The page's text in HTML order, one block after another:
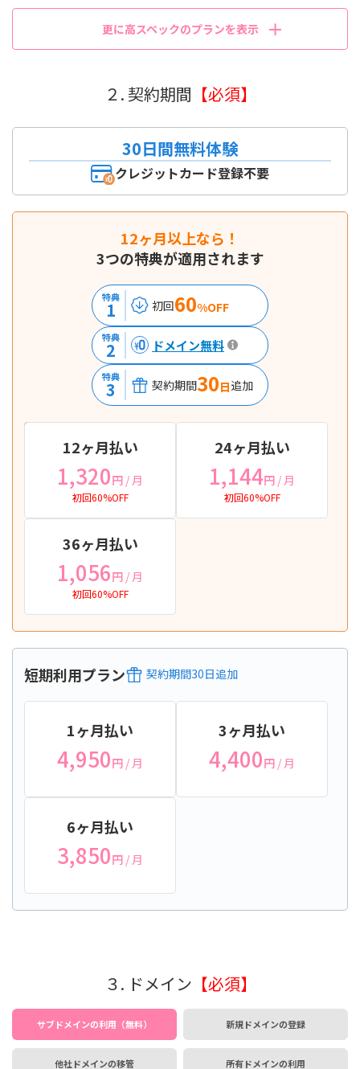
更に高スペックのプランを表示
２. 契約期間 【必須】
30日間無料体験
クレジットカード登録不要
12ヶ月以上なら！
3つの特典が適用されます
特典
1 初回60%OFF
特典
2 ドメイン無料
特典
3 契約期間30日追加
12ヶ月払い
1,320円 / 月
初回60%OFF
24ヶ月払い
1,144円 / 月
初回60%OFF
36ヶ月払い
1,056円 / 月
初回60%OFF
短期利用プラン 契約期間30日追加
1ヶ月払い
4,950円 / 月
3ヶ月払い
4,400円 / 月
6ヶ月払い
3,850円 / 月
３. ドメイン 【必須】
サブドメインの利用（無料） 新規ドメインの登録
他社ドメインの移管 所有ドメインの利用